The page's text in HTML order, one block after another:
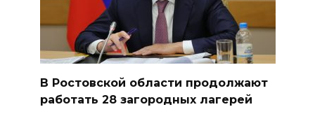
В Ростовской области продолжают
работать 28 загородных лагерей